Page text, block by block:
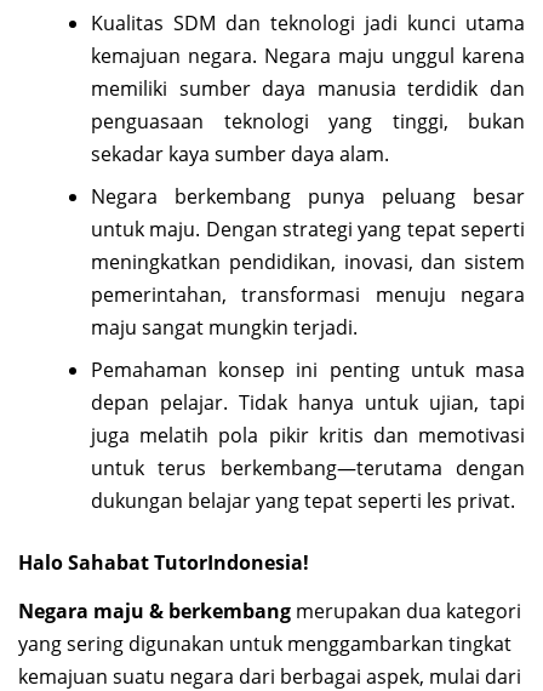
Kualitas SDM dan teknologi jadi kunci utama
kemajuan negara. Negara maju unggul karena
memiliki sumber daya manusia terdidik dan
penguasaan teknologi yang tinggi, bukan
sekadar kaya sumber daya alam.
Negara berkembang punya peluang besar
untuk maju. Dengan strategi yang tepat seperti
meningkatkan pendidikan, inovasi, dan sistem
pemerintahan, transformasi menuju negara
maju sangat mungkin terjadi.
Pemahaman konsep ini penting untuk masa
depan pelajar. Tidak hanya untuk ujian, tapi
juga melatih pola pikir kritis dan memotivasi
untuk terus berkembang—terutama dengan
dukungan belajar yang tepat seperti les privat.
Halo Sahabat TutorIndonesia!
Negara maju & berkembang merupakan dua kategori
yang sering digunakan untuk menggambarkan tingkat
kemajuan suatu negara dari berbagai aspek, mulai dari